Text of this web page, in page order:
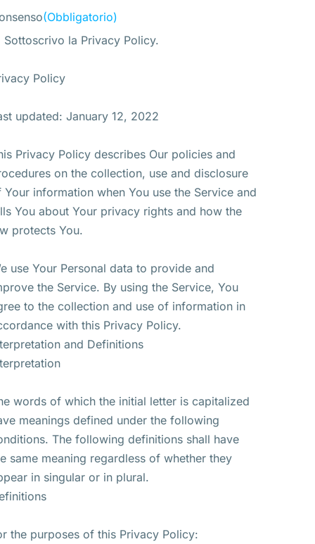
(Obbligatorio)
Sottoscrivo la Privacy Policy.
Policy
updated: January 12, 2022
Privacy Policy describes Our policies and
on the collection, use and disclosure
Your information when You use the Service and
You about Your privacy rights and how the
protects You.
use Your Personal data to provide and
the Service. By using the Service, You
to the collection and use of information in
with this Privacy Policy.
and Definitions
words of which the initial letter is capitalized
meanings defined under the following
The following definitions shall have
same meaning regardless of whether they
in singular or in plural.
the purposes of this Privacy Policy: